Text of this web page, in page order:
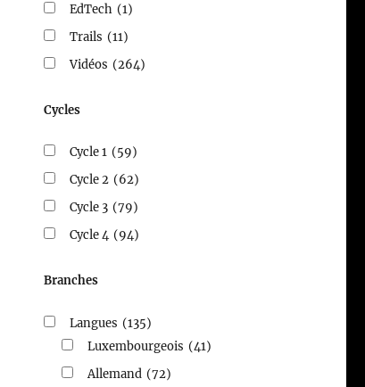
EdTech (1)
Trails (11)
Vidéos (264)
Cycles
Cycle 1 (59)
Cycle 2 (62)
Cycle 3 (79)
Cycle 4 (94)
Branches
Langues (135)
Luxembourgeois (41)
Allemand (72)